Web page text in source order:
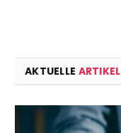
AKTUELLE ARTIKEL